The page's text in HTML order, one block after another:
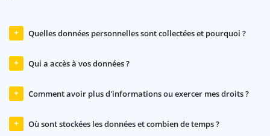
Quelles données personnelles sont collectées et pourquoi ?
Qui a accès à vos données ?
Comment avoir plus d'informations ou exercer mes droits ?
Où sont stockées les données et combien de temps ?